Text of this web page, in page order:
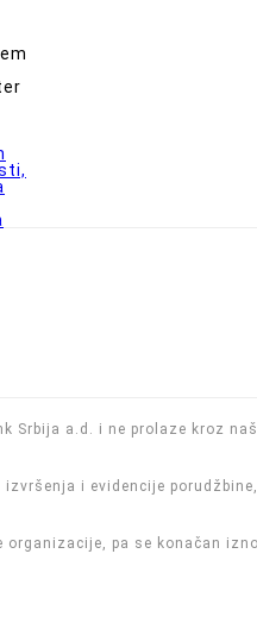
a.d. i ne prolaze kroz
i evidencije
pa se konačan